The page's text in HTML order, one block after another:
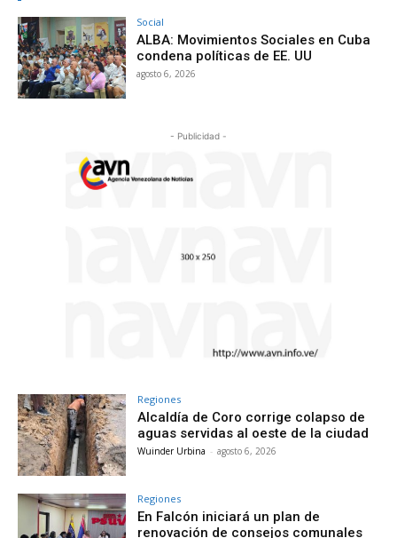
Social
ALBA: Movimientos Sociales en Cuba
condena políticas de EE. UU
agosto 6, 2026
- Publicidad -
Regiones
Alcaldía de Coro corrige colapso de
aguas servidas al oeste de la ciudad
Wuinder Urbina - agosto 6, 2026
Regiones
En Falcón iniciará un plan de
renovación de consejos comunales